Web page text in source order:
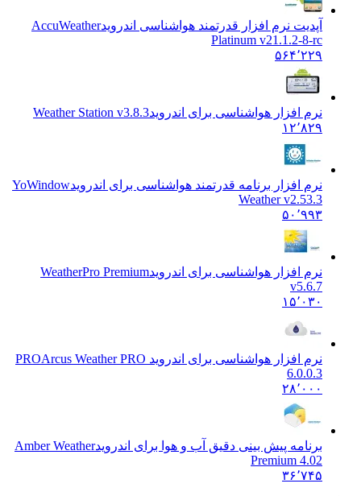
آپدیت نرم افزار قدرتمند هواشناسی اندرویدAccuWeather
Platinum v21.1.2-8-rc
۵۶۴٬۲۲۹
نرم افزار هواشناسی برای اندرویدWeather Station v3.8.3
۱۲٬۸۲۹
نرم افزار برنامه قدرتمند هواشناسی برای اندرویدYoWindow
Weather v2.53.3
۵۰٬۹۹۳
نرم افزار هواشناسی برای اندرویدWeatherPro Premium
v5.6.7
۱۵٬۰۳۰
نرم افزار هواشناسی برای اندروید PRO Arcus Weather PRO
6.0.0.3
۲۸٬۰۰۰
برنامه پیش بینی دقیق آب و هوا برای اندرویدAmber Weather
Premium 4.02
۳۶٬۷۴۵